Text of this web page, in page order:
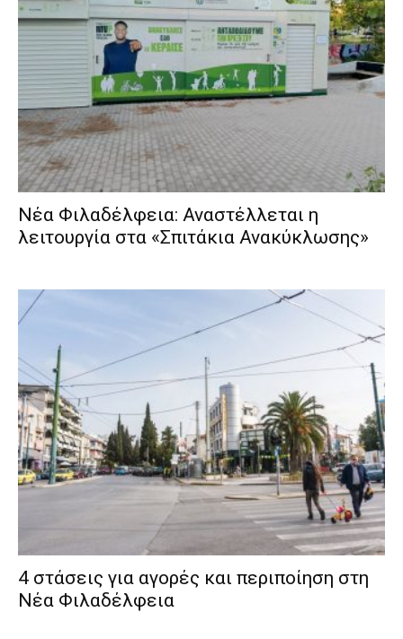
Νέα Φιλαδέλφεια: Αναστέλλεται η
λειτουργία στα «Σπιτάκια Ανακύκλωσης»
4 στάσεις για αγορές και περιποίηση στη
Νέα Φιλαδέλφεια